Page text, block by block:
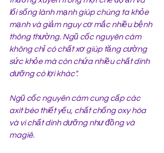
lối sống lành mạnh giúp chúng ta khỏe
mạnh và giảm nguy cơ mắc nhiều bệnh
thông thường. Ngũ cốc nguyên cám
không chỉ có chất xơ giúp tăng cường
sức khỏe mà còn chứa nhiều chất dinh
dưỡng có lợi khác".
Ngũ cốc nguyên cám cung cấp các
axit béo thiết yếu, chất chống oxy hóa
và vi chất dinh dưỡng như đồng và
magiê.